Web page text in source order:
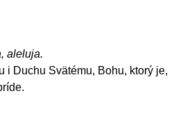
aleluja.
i Duchu Svätému, Bohu, ktorý je,